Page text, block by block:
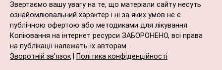
Звертаємо вашу увагу на те, що матеріали сайту несуть
ознайомлювальний характер і ні за яких умов не є
публічною офертою або методиками для лікування.
Копіювання на інтернет ресурси ЗАБОРОНЕНО, всі права
на публікації належать їх авторам.
Зворотній зв’язок
Політика конфіденційності